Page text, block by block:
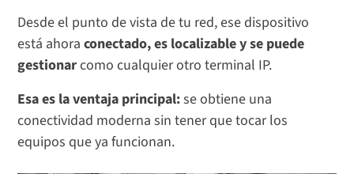
Desde el punto de vista de tu red, ese dispositivo
está ahoraconectado, es localizable y se puede
gestionarcomo cualquier otro terminal IP.
Esa es la ventaja principal:se obtiene una
conectividad moderna sin tener que tocar los
equipos que ya funcionan.